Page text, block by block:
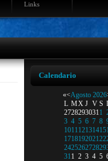
Links
Calendario
«<Agosto 2026
L MX J V S
27282930311
3 4 5 6 7 8
101112131415
171819202122
242526272829
311 2 3 4 5